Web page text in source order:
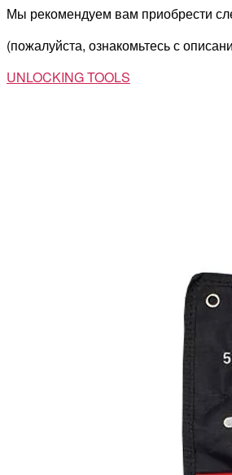
Мы рекомендуем вам приобрести
(пожалуйста, ознакомьтесь с
UNLOCKING TOOLS